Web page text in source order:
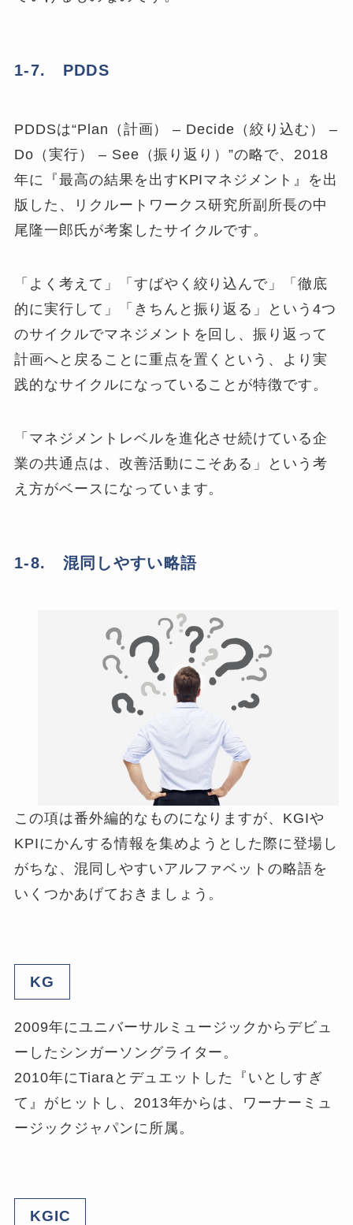
1-7. PDDS
PDDSは“Plan（計画） – Decide（絞り込む） –
Do（実行） – See（振り返り）”の略で、2018
年に『最高の結果を出すKPIマネジメント』を出
版した、リクルートワークス研究所副所長の中
尾隆一郎氏が考案したサイクルです。
「よく考えて」「すばやく絞り込んで」「徹底
的に実行して」「きちんと振り返る」という4つ
のサイクルでマネジメントを回し、振り返って
計画へと戻ることに重点を置くという、より実
践的なサイクルになっていることが特徴です。
「マネジメントレベルを進化させ続けている企
業の共通点は、改善活動にこそある」という考
え方がベースになっています。
1-8. 混同しやすい略語
この項は番外編的なものになりますが、KGIや
KPIにかんする情報を集めようとした際に登場し
がちな、混同しやすいアルファベットの略語を
いくつかあげておきましょう。
KG
2009年にユニバーサルミュージックからデビュ
ーしたシンガーソングライター。
2010年にTiaraとデュエットした『いとしすぎ
て』がヒットし、2013年からは、ワーナーミュ
ージックジャパンに所属。
KGIC